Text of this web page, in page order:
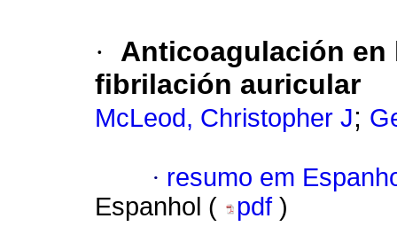
·
Anticoagulación
fibrilación auricular
McLeod, Christopher J;
· resumo em
Espanhol (
pdf )